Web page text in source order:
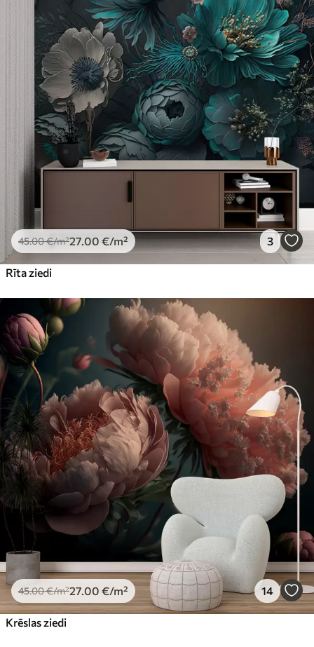
45.00€/m²27 .00 €/m² 3
Rīta ziedi
45.00€/m²27 .00 €/m² 14
Krēslas ziedi